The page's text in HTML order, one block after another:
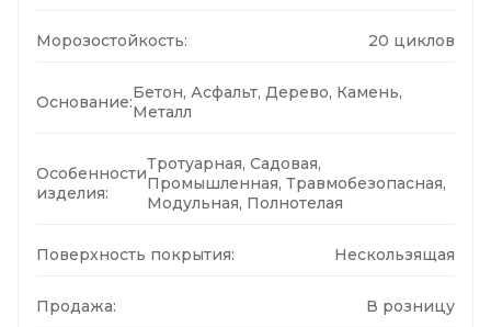
Морозостойкость: 20 циклов
Основание:Бетон, Асфальт, Дерево, Камень,
Металл
Особенности
изделия:
Тротуарная, Садовая,
Промышленная, Травмобезопасная,
Модульная, Полнотелая
Поверхность покрытия: Нескользящая
Продажа: В розницу